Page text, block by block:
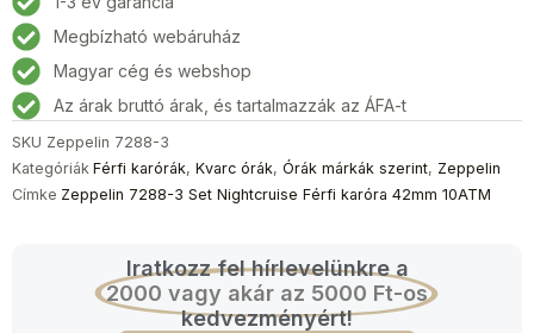
42mm
10ATM
mennyiség
Megbízható webáruház
Magyar cég és webshop
Az árak bruttó árak, és tartalmazzák az ÁFA-t
SKU Zeppelin 7288-3
Kategóriák Férfi karórák, Kvarc órák, Órák márkák szerint, Zeppelin
Címke Zeppelin 7288-3 Set Nightcruise Férfi karóra 42mm 10ATM
Iratkozz fel hírlevelünkre a
2000 vagy akár az 5000 Ft-os
kedvezményért!